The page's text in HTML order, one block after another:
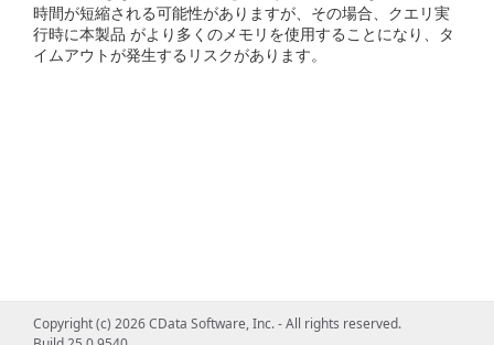
時間が短縮される可能性がありますが、その場合、クエリ実
行時に本製品 がより多くのメモリを使用することになり、タ
イムアウトが発生するリスクがあります。
Copyright (c) 2026 CData Software, Inc. - All rights reserved.